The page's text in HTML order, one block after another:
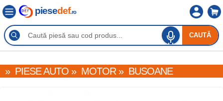
CAUTĂ
piesedef.ro
» PIESE AUTO » MOTOR » BUSOANE